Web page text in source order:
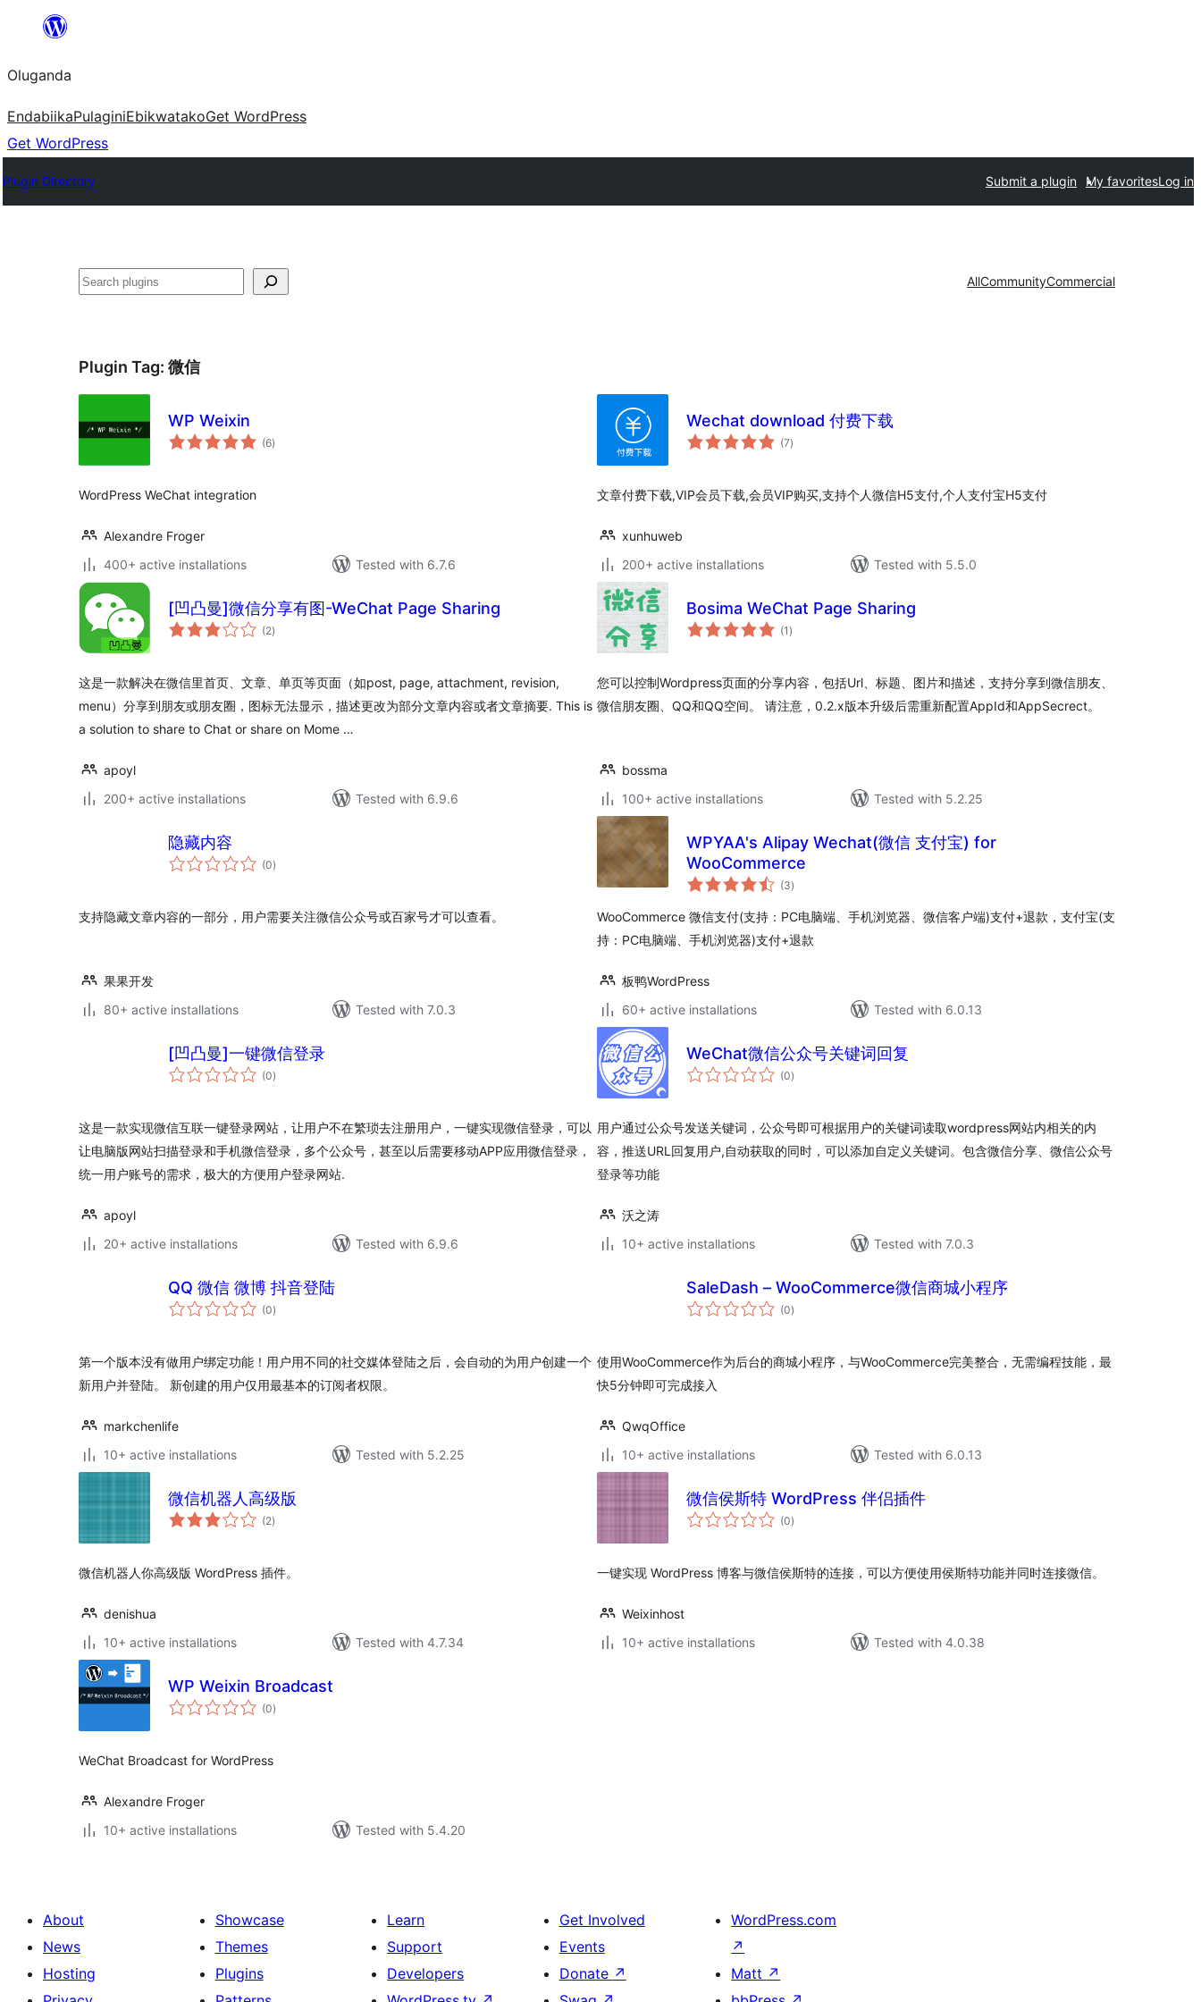
Bukka
Oluganda
EndabiikaPulaginiEbikwatakoGet WordPress
Get WordPress
Plugin Directory Submit a plugin My favoritesLog in
Noonya AllCommunityCommercial
Plugin Tag: 微信
WP Weixin
(6total
ratings
)
WordPress WeChat integration
Alexandre Froger
400+ active installations
Tested with 6.7.6
Wechat download 付费下载
(7total
ratings
)
文章付费下载,VIP会员下载,会员VIP购买,支持个人微信H5支付,个人支付宝H5支付
xunhuweb
200+ active installations
Tested with 5.5.0
[凹凸曼]微信分享有图-WeChat Page Sharing
(2total
ratings
)
这是一款解决在微信里首页、文章、单页等页面（如post, page, attachment, revision,
menu）分享到朋友或朋友圈，图标无法显示，描述更改为部分文章内容或者文章摘要. This is
a solution to share to Chat or share on Mome …
apoyl
200+ active installations
Tested with 6.9.6
Bosima WeChat Page Sharing
(1 total
ratings
)
您可以控制Wordpress页面的分享内容，包括Url、标题、图片和描述，支持分享到微信朋友、
微信朋友圈、QQ和QQ空间。 请注意，0.2.x版本升级后需重新配置AppId和AppSecrect。
bossma
100+ active installations
Tested with 5.2.25
隐藏内容
(0total
ratings
)
支持隐藏文章内容的一部分，用户需要关注微信公众号或百家号才可以查看。
果果开发
80+ active installations
Tested with 7.0.3
WPYAA's Alipay Wechat(微信 支付宝) for
WooCommerce
(3total
ratings
)
WooCommerce 微信支付(支持：PC电脑端、手机浏览器、微信客户端)支付+退款，支付宝(支
持：PC电脑端、手机浏览器)支付+退款
板鸭WordPress
60+ active installations
Tested with 6.0.13
[凹凸曼]一键微信登录
(0total
ratings
)
这是一款实现微信互联一键登录网站，让用户不在繁琐去注册用户，一键实现微信登录，可以
让电脑版网站扫描登录和手机微信登录，多个公众号，甚至以后需要移动APP应用微信登录，
统一用户账号的需求，极大的方便用户登录网站.
apoyl
20+ active installations
Tested with 6.9.6
WeChat微信公众号关键词回复
(0total
ratings
)
用户通过公众号发送关键词，公众号即可根据用户的关键词读取wordpress网站内相关的内
容，推送URL回复用户,自动获取的同时，可以添加自定义关键词。包含微信分享、微信公众号
登录等功能
沃之涛
10+ active installations
Tested with 7.0.3
QQ 微信 微博 抖音登陆
(0total
ratings
)
第一个版本没有做用户绑定功能！用户用不同的社交媒体登陆之后，会自动的为用户创建一个
新用户并登陆。 新创建的用户仅用最基本的订阅者权限。
markchenlife
10+ active installations
Tested with 5.2.25
SaleDash – WooCommerce微信商城小程序
(0total
ratings
)
使用WooCommerce作为后台的商城小程序，与WooCommerce完美整合，无需编程技能，最
快5分钟即可完成接入
QwqOffice
10+ active installations
Tested with 6.0.13
微信机器人高级版
(2total
ratings
)
微信机器人你高级版 WordPress 插件。
denishua
10+ active installations
Tested with 4.7.34
微信侯斯特 WordPress 伴侣插件
(0total
ratings
)
一键实现 WordPress 博客与微信侯斯特的连接，可以方便使用侯斯特功能并同时连接微信。
Weixinhost
10+ active installations
Tested with 4.0.38
WP Weixin Broadcast
(0total
ratings
)
WeChat Broadcast for WordPress
Alexandre Froger
10+ active installations
Tested with 5.4.20
About
News
Hosting
Showcase
Themes
Plugins
Learn
Support
Developers
Get Involved
Events
Donate ↗
WordPress.com
↗
Matt ↗